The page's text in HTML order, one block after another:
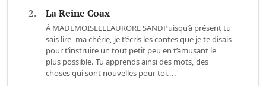
2. La Reine Coax
À MADEMOISELLEAURORE SANDPuisqu’à présent tu
sais lire, ma chérie, je t’écris les contes que je te disais
pour t’instruire un tout petit peu en t’amusant le
plus possible. Tu apprends ainsi des mots, des
choses qui sont nouvelles pour toi....